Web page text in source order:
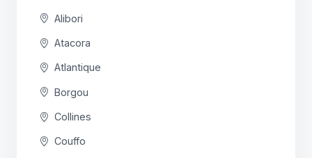
Alibori
Atacora
Atlantique
Borgou
Collines
Couffo